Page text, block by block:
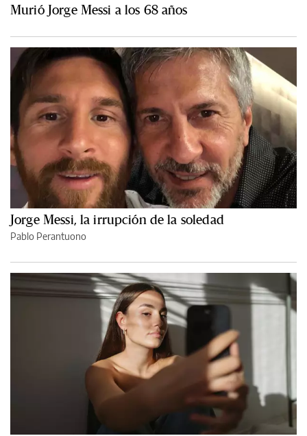
Murió Jorge Messi a los 68 años
Jorge Messi, la irrupción de la soledad
Pablo Perantuono